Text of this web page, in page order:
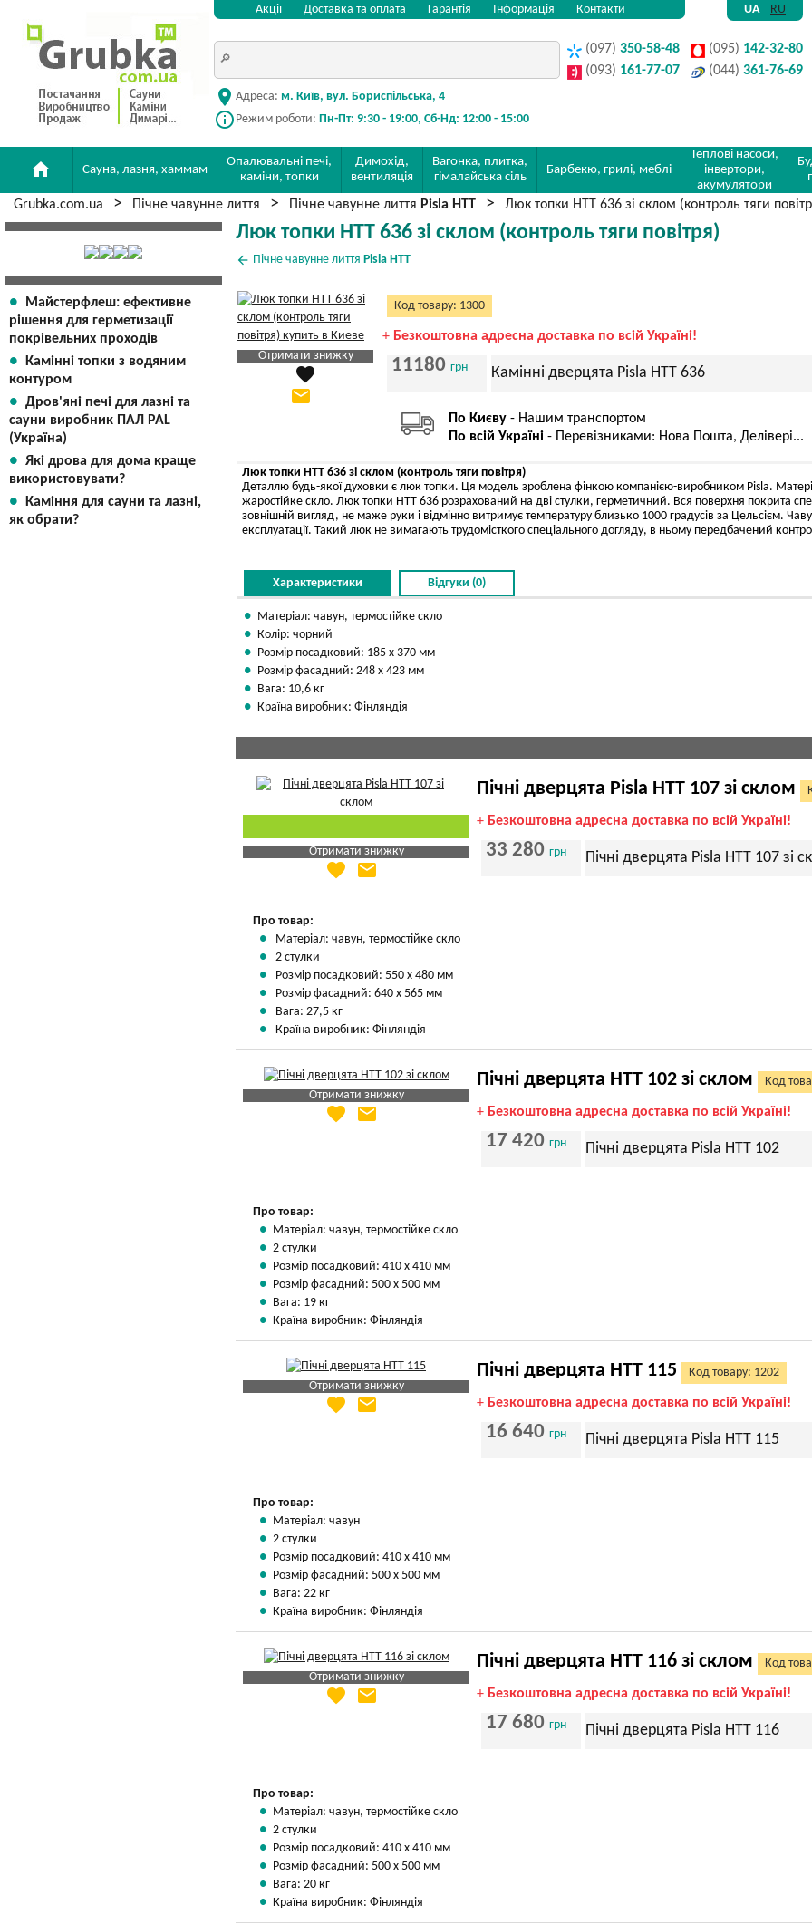
Акції Доставка та оплата Гарантія Інформація Контакти UA RU
location_on Адреса: м. Київ, вул. Бориспільська, 4
info_outline Режим роботи: Пн-Пт: 9:30 - 19:00, Сб-Нд: 12:00 - 15:00
(097) 350-58-48 (095) 142-32-80
(093) 161-77-07 (044) 361-76-69
home Сауна, лазня, хаммам
Опалювальні печі,
каміни, топки
Димохід,
вентиляція
Вагонка, плитка,
гімалайська сіль
Барбекю, грилі, меблі
Теплові насоси,
інвертори,
акумулятори
Grubka.com.ua Пічне чавунне лиття Пічне чавунне лиття Pisla HTT Люк топки HTT 636 зі склом (контроль тяги
Майстерфлеш: ефективне
рішення для герметизації
покрівельних проходів
Камінні топки з водяним
контуром
Дров'яні печі для лазні та
сауни виробник ПАЛ PAL
(Україна)
Які дрова для дома краще
використовувати?
Каміння для сауни та лазні,
як обрати?
Люк топки HTT 636 зі склом (контроль тяги повітря)
arrow_back Пічне чавунне лиття Pisla HTT
Отримати знижку
Яка Ваша ціна
Вказати мою ціну
favorite
email
Код товару: 1300
+ Безкоштовна адресна доставка по всій Україні!
11180 грн Камінні дверцята Pisla HTT 636
По Києву - Нашим транспортом
По всій Україні - Перевізниками: Нова Пошта, Делівері...
Люк топки HTT 636 зі склом (контроль тяги повітря)
Деталлю будь-якої духовки є люк топки. Ця модель зроблена фінкою компанією-виробником Pisla.
жаростійке скло. Люк топки HTT 636 розрахований на дві стулки, герметичний. Вся поверхня покрита
зовнішній вигляд, не маже руки і відмінно витримує температуру близько 1000 градусів за Цельсієм.
експлуатації. Такий люк не вимагають трудомісткого спеціального догляду, в ньому передбачений
Характеристики Відгуки (0)
Матеріал: чавун, термостійке скло
Колір: чорний
Розмір посадковий: 185 х 370 мм
Розмір фасадний: 248 х 423 мм
Вага: 10,6 кг
Країна виробник: Фінляндія
Отримати знижку
Яка Ваша ціна
favorite email
Пічні дверцята Pisla HTT 107 зі склом
+ Безкоштовна адресна доставка по всій Україні!
33 280 грн Пічні дверцята Pisla HTT 107 зі
Про товар:
Матеріал: чавун, термостійке скло
2 стулки
Розмір посадковий: 550 х 480 мм
Розмір фасадний: 640 х 565 мм
Вага: 27,5 кг
Країна виробник: Фінляндія
Отримати знижку
Яка Ваша ціна
favorite email
Пічні дверцята HTT 102 зі склом Код
+ Безкоштовна адресна доставка по всій Україні!
17 420 грн Пічні дверцята Pisla HTT 102
Про товар:
Матеріал: чавун, термостійке скло
2 стулки
Розмір посадковий: 410 х 410 мм
Розмір фасадний: 500 х 500 мм
Вага: 19 кг
Країна виробник: Фінляндія
Отримати знижку
Яка Ваша ціна
favorite email
Пічні дверцята HTT 115 Код товару: 1202
+ Безкоштовна адресна доставка по всій Україні!
16 640 грн Пічні дверцята Pisla HTT 115
Про товар:
Матеріал: чавун
2 стулки
Розмір посадковий: 410 х 410 мм
Розмір фасадний: 500 х 500 мм
Вага: 22 кг
Країна виробник: Фінляндія
Отримати знижку
Яка Ваша ціна
favorite email
Пічні дверцята HTT 116 зі склом Код
+ Безкоштовна адресна доставка по всій Україні!
17 680 грн Пічні дверцята Pisla HTT 116
Про товар:
Матеріал: чавун, термостійке скло
2 стулки
Розмір посадковий: 410 х 410 мм
Розмір фасадний: 500 х 500 мм
Вага: 20 кг
Країна виробник: Фінляндія